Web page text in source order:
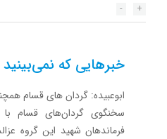
+
-
خبرهایی که نمی‌بینید
ابوعبیده: گردان های قسام
سخنگوی گردان‌های قسام با
فرماندهان شهید این گروه